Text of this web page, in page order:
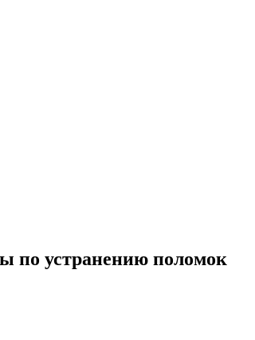
по устранению поломок